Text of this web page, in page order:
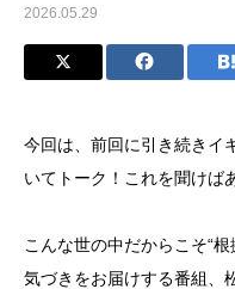
2026.05.29
今回は、前回に引き続きイ
いてトーク！これを聞けば
こんな世の中だからこそ“
気づきをお届けする番組、